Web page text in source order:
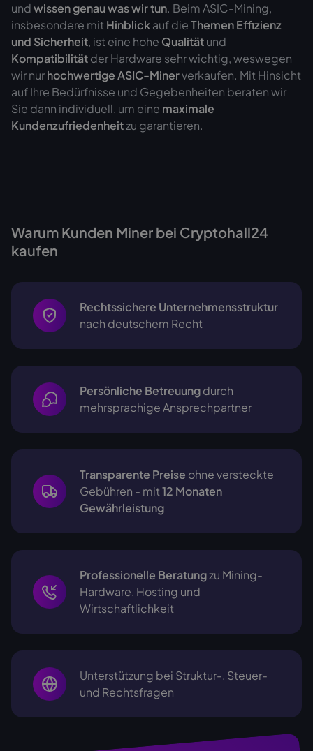
undwissen genau was wir tun. Beim ASIC-Mining,
insbesondere mit Hinblickauf dieThemen Effizienz
und Sicherheit, ist eine hohe Qualitätund
Kompatibilitätder Hardware sehr wichtig, weswegen
wir nurhochwertige ASIC-Minerverkaufen. Mit Hinsicht
auf Ihre Bedürfnisse und Gegebenheiten beraten wir
Sie dann individuell, um eine maximale
Kundenzufriedenheitzu garantieren.
Warum Kunden Miner bei Cryptohall24
kaufen
Rechtssichere Unternehmensstruktur
nach deutschem Recht
Persönliche Betreuungdurch
mehrsprachigeAnsprechpartner
Transparente Preise ohne versteckte
Gebühren - mit12 Monaten
Gewährleistung
Professionelle Beratungzu Mining-
Hardware, Hosting und
Wirtschaftlichkeit
Unterstützung bei Struktur-, Steuer-
und Rechtsfragen